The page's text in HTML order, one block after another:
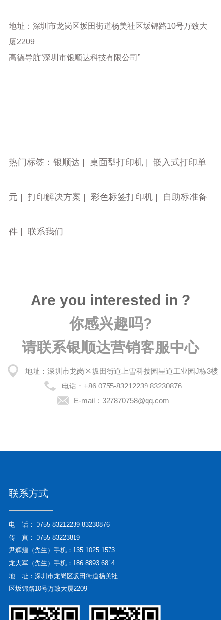
地址：深圳市龙岗区坂田街道杨美社区坂锦路10号万致大
厦2209
高德导航“深圳市银顺达科技有限公司”
热门标签： 银顺达 | 桌面型打印机| 嵌入式打印单
元 | 打印解决方案 | 彩色标签打印机| 自助标准备
件| 联系我们
Are you interested in ?
你感兴趣吗?
请联系银顺达营销客服中心
地址：深圳市龙岗区坂田街道上雪科技园星道工业园J栋3楼
电话： +86 0755-83212239 83230876
E-mail： 327870758@qq.com
联系方式
电 话： 0755-83212239 83230876
传 真： 0755-83223819
尹辉煌（先生）手机：135 1025 1573
龙大军（先生）手机：186 8893 6814
地 址：深圳市龙岗区坂田街道杨美社
区坂锦路10号万致大厦2209